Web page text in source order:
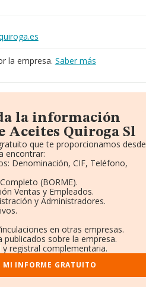
la empresa. Saber más
la información
Aceites Quiroga Sl
que te proporcionamos desde
encontrar:
Denominación, CIF, Teléfono,
(BORME).
Ventas y Empleados.
y Administradores.
en otras empresas.
publicados sobre la empresa.
registral complementaria.
MI INFORME GRATUITO